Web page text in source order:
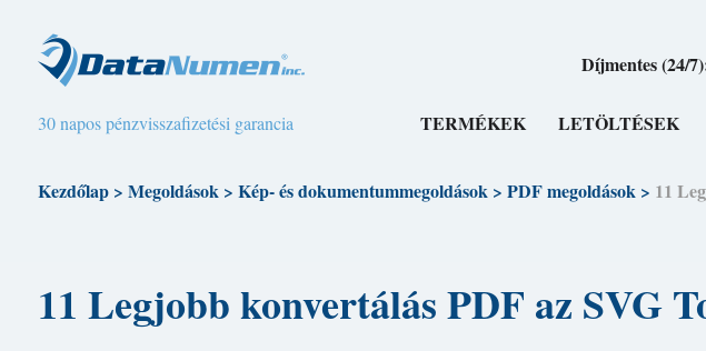
Díjmentes (24/
30 napos pénzvisszafizetési garancia TERMÉKEK LETÖLTÉSEK
Kezdőlap> Megoldások> Kép- és dokumentummegoldások> PDF megoldások> 11
11 Legjobb konvertálás PDF az SVG